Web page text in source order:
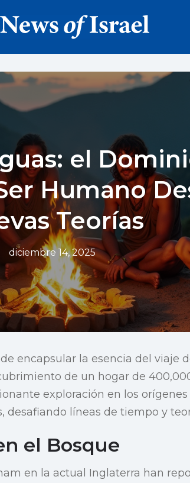
el
Humano
Teorías
diciembre 14, 2025
encapsular la esencia del viaje
de un hogar de
exploración en los
desafiando líneas de tiempo y
el Bosque
en la actual Inglaterra han